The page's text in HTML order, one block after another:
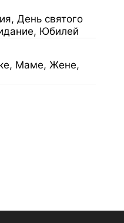
День святого
Юбилей
Маме, Жене,